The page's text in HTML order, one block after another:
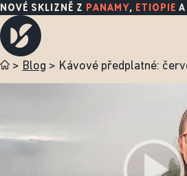
NOVÉ SKLIZNĚ Z PANAMY, ETIOPIE A
> Blog > Kávové předplatné: